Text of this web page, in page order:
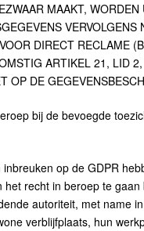
MAAKT, WORDEN
VERVOLGENS
DIRECT RECLAME
ARTIKEL 21, LID
OP DE
bij de bevoegde
inbreuken op de GDPR
het recht in beroep te gaan
autoriteit, met name
verblijfplaats, hun